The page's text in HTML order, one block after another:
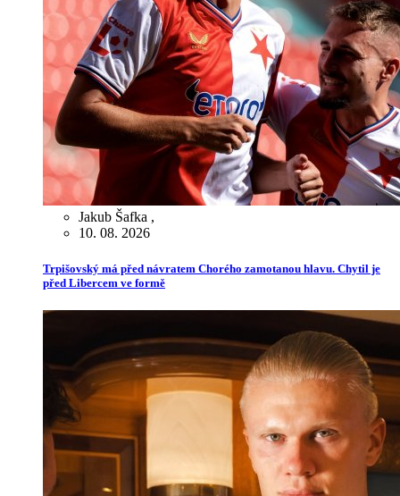
Jakub Šafka ,
10. 08. 2026
Trpišovský má před návratem Chorého zamotanou hlavu. Chytil je
před Libercem ve formě